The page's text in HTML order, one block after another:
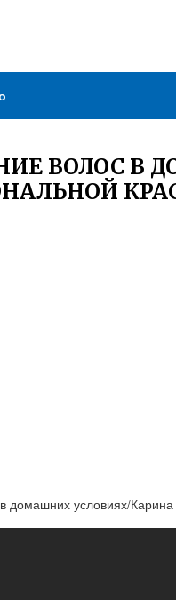
ВОЛОС В
условиях/Карина